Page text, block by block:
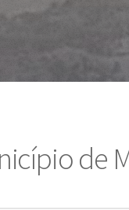
de